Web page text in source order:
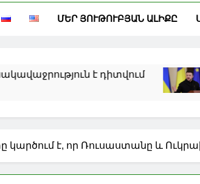
Եվրոպայի մի շարք
ՀՀ
ՄԵՐ ՅՈՒԹՈՒԲՅԱՆ ԱԼԻՔԸ
է դիտվում
2
կարծում է, որ Ռուսաստանը և